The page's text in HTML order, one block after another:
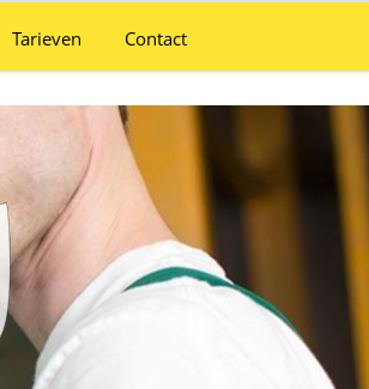
Tarieven Contact